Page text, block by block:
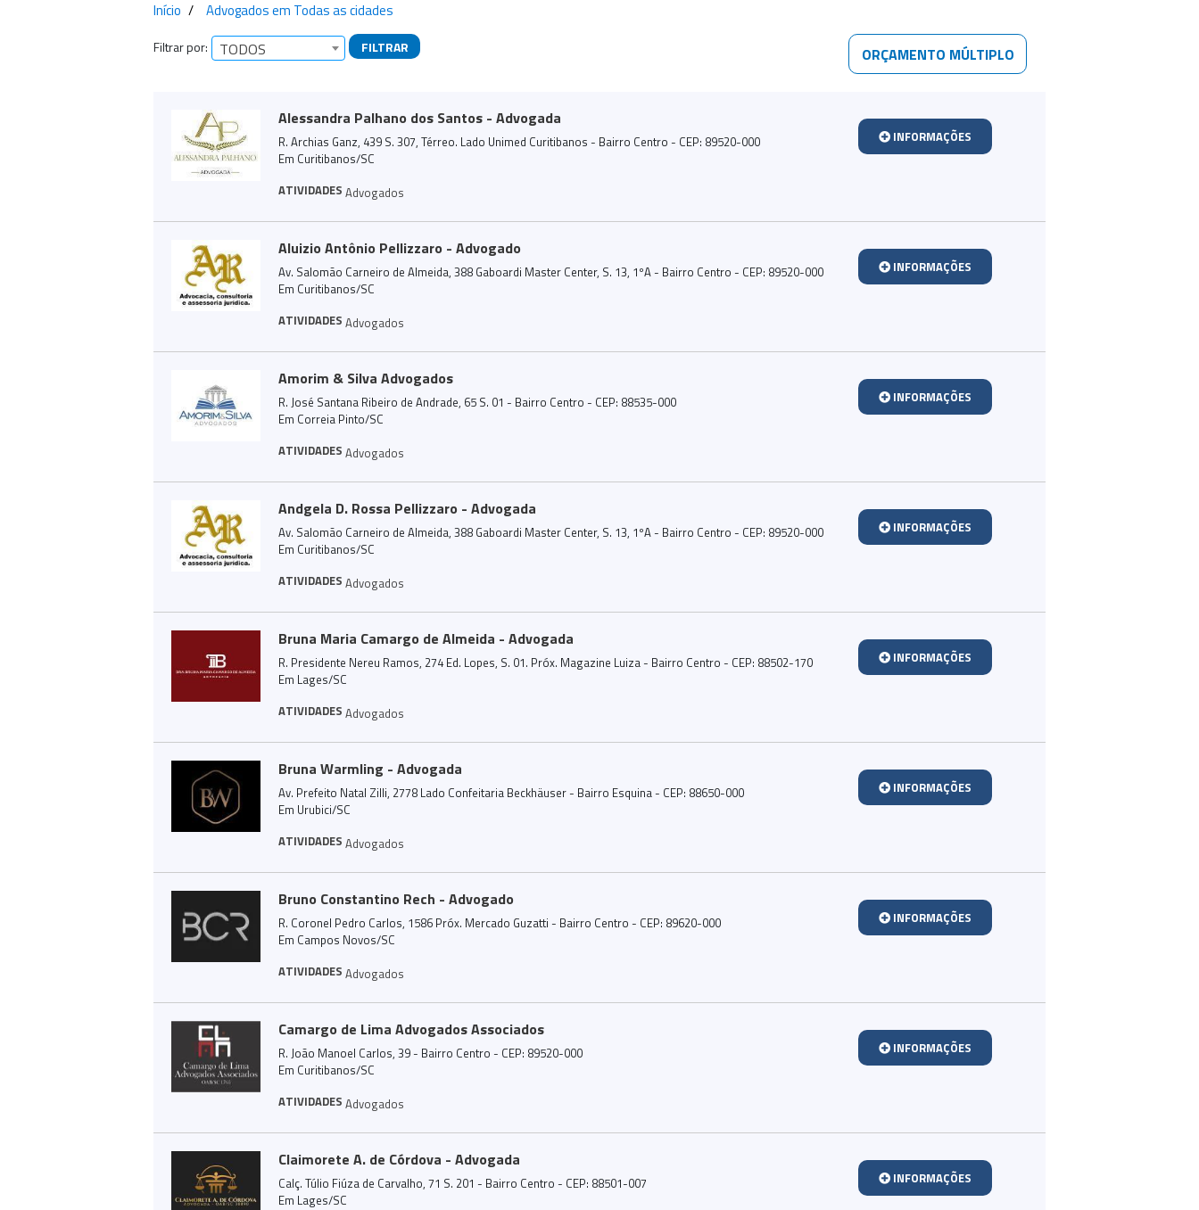
Início Advogados em Todas as cidades
Filtrar por: TODOS FILTRAR ORÇAMENTO MÚLTIPLO
Alessandra Palhano dos Santos - Advogada
R. Archias Ganz, 439 S. 307, Térreo. Lado Unimed Curitibanos - Bairro Centro - CEP: 89520-000
Em Curitibanos/SC
ATIVIDADES Advogados
INFORMAÇÕES
Aluizio Antônio Pellizzaro - Advogado
Av. Salomão Carneiro de Almeida, 388 Gaboardi Master Center, S. 13, 1ºA - Bairro Centro - CEP: 89520-000
Em Curitibanos/SC
ATIVIDADES Advogados
INFORMAÇÕES
Amorim & Silva Advogados
R. José Santana Ribeiro de Andrade, 65 S. 01 - Bairro Centro - CEP: 88535-000
Em Correia Pinto/SC
ATIVIDADES Advogados
INFORMAÇÕES
Andgela D. Rossa Pellizzaro - Advogada
Av. Salomão Carneiro de Almeida, 388 Gaboardi Master Center, S. 13, 1ºA - Bairro Centro - CEP: 89520-000
Em Curitibanos/SC
ATIVIDADES Advogados
INFORMAÇÕES
Bruna Maria Camargo de Almeida - Advogada
R. Presidente Nereu Ramos, 274 Ed. Lopes, S. 01. Próx. Magazine Luiza - Bairro Centro - CEP: 88502-170
Em Lages/SC
ATIVIDADES Advogados
INFORMAÇÕES
Bruna Warmling - Advogada
Av. Prefeito Natal Zilli, 2778 Lado Confeitaria Beckhäuser - Bairro Esquina - CEP: 88650-000
Em Urubici/SC
ATIVIDADES Advogados
INFORMAÇÕES
Bruno Constantino Rech - Advogado
R. Coronel Pedro Carlos, 1586 Próx. Mercado Guzatti - Bairro Centro - CEP: 89620-000
Em Campos Novos/SC
ATIVIDADES Advogados
INFORMAÇÕES
Camargo de Lima Advogados Associados
R. João Manoel Carlos, 39 - Bairro Centro - CEP: 89520-000
Em Curitibanos/SC
ATIVIDADES Advogados
INFORMAÇÕES
Claimorete A. de Córdova - Advogada
Calç. Túlio Fiúza de Carvalho, 71 S. 201 - Bairro Centro - CEP: 88501-007
Em Lages/SC
INFORMAÇÕES